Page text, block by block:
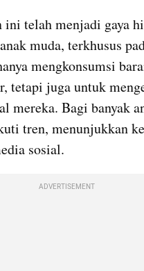
telah menjadi gaya
muda, terkhusus
mengkonsumsi
tetapi juga untuk
mereka. Bagi banyak
tren, menunjukkan
sosial.
ADVERTISEMENT